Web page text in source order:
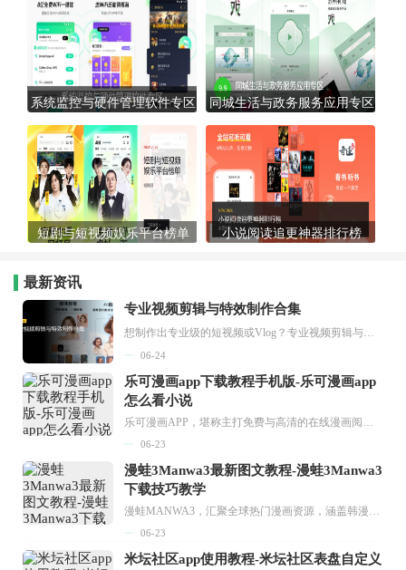
系统监控与硬件管理软件专区 同城生活与政务服务应用专区
短剧与短视频娱乐平台榜单 小说阅读追更神器排行榜
最新资讯
专业视频剪辑与特效制作合集
06-24
乐可漫画app下载教程手机版-乐可漫画app
怎么看小说
乐可漫画APP，堪称主打免费与高清的在线漫画阅读神器。其官方版提供海量完整版漫画资源，无论是国内漫画，还是日漫、韩漫、台漫、美漫等国外漫画，应有尽有，随时供你阅读。只需轻点一下，便能直接进入阅读界面。不仅如此，乐可漫画最新版本更新速度极快，在这里，你总能抢先看到全网一手漫画章节内容！...
06-23
漫蛙3Manwa3最新图文教程-漫蛙3Manwa3
下载技巧教学
漫蛙MANWA3，汇聚全球热门漫画资源，涵盖韩漫、欧美漫画、国漫等多种类型，题材丰富多样，全方位满足用户阅读喜好。它不仅是阅读平台，更是创作平台，为广大用户打造零门槛创作环境。...
06-23
米坛社区app使用教程-米坛社区表盘自定义